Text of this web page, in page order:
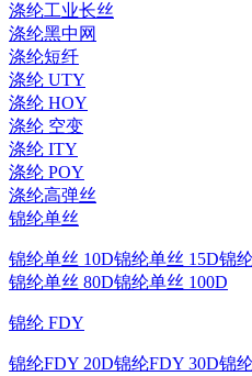
涤纶工业长丝
涤纶黑中网
涤纶短纤
涤纶 UTY
涤纶 HOY
涤纶 空变
涤纶 ITY
涤纶 POY
涤纶高弹丝
锦纶单丝
锦纶单丝 10D锦纶单丝 15D锦
锦纶单丝 80D锦纶单丝 100D
锦纶 FDY
锦纶FDY 20D锦纶FDY 30D锦